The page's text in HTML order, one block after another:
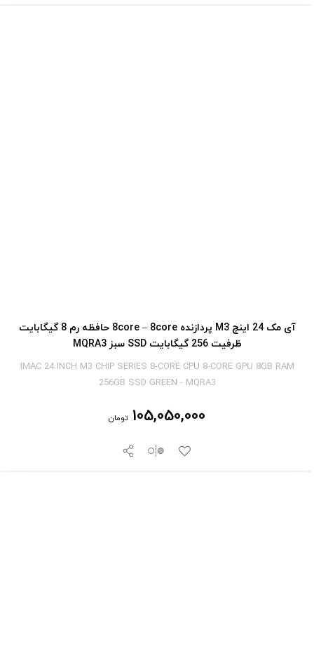
آی‎ مک 24 اینچ M3 پردازنده 8core – 8core حافظه رم 8 گیگابایت
ظرفیت 256 گیگابایت SSD سبز MQRA3
IMAC 24 INCH M3 CHIP SERIES 8-CORE CPU 8-CORE GPU 8GB RAM
256GB SSD GREEN - MQRA3
105,050,000 تومان